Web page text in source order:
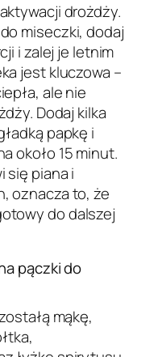
drożdży.
miseczki, dodaj
i zalej je letnim
jest kluczowa –
ale nie
Dodaj kilka
papkę i
około 15 minut.
się piana i
oznacza to, że
do dalszej
pączki do
mąkę,